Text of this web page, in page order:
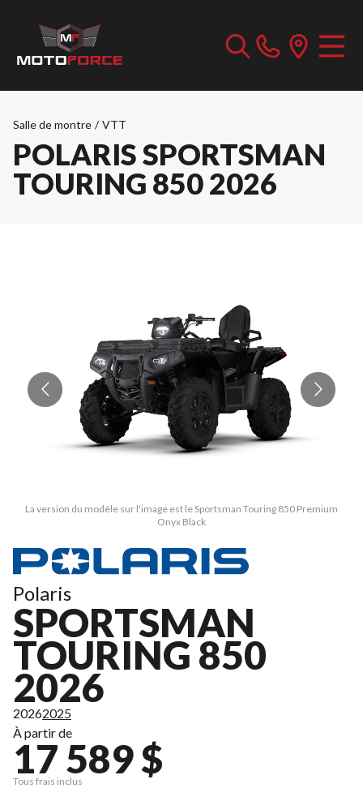
Salle de montre / VTT
POLARIS SPORTSMAN
TOURING 850 2026
La version du modèle sur l'image est le Sportsman Touring 850 Premium
Onyx Black
Polaris
SPORTSMAN
TOURING 850
2026
20262025
À partir de
17 589 $
Tous frais inclus